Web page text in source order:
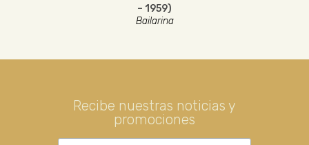
– 1959)
Bailarina
Recibe nuestras noticias y
promociones